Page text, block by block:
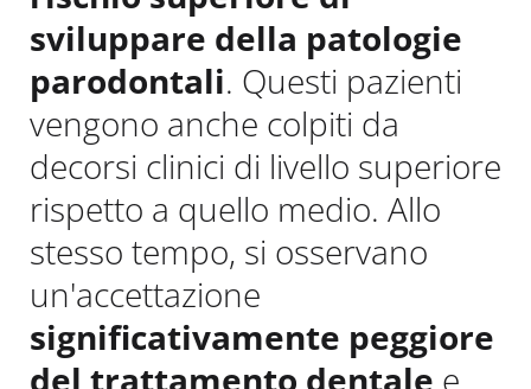
sviluppare della patologie
parodontali. Questi pazienti
vengono anche colpiti da
decorsi clinici di livello superiore
rispetto a quello medio. Allo
stesso tempo, si osservano
un'accettazione
significativamente peggiore
del trattamento dentale e